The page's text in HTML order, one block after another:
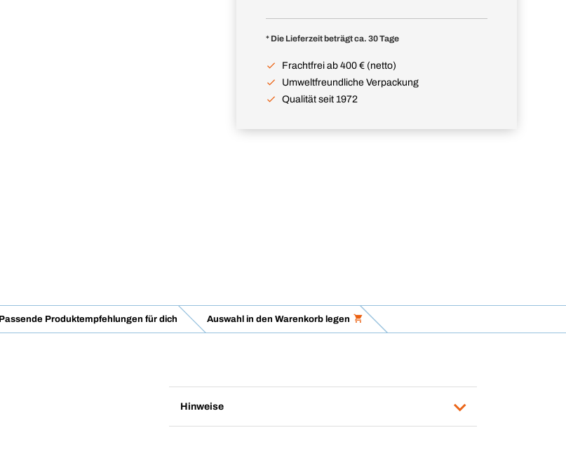
* Die Lieferzeit beträgt ca. 30 Tage
Frachtfrei ab 400 € (netto)
Umweltfreundliche Verpackung
Qualität seit 1972
Passende Produktempfehlungen für dich Auswahl in den Warenkorb legen
Hinweise